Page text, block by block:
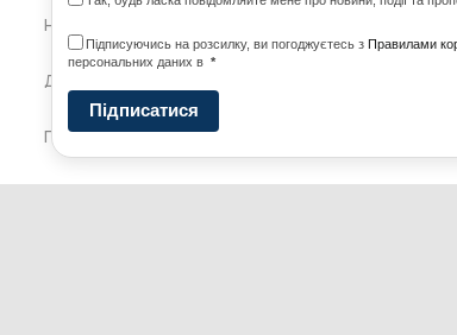
НАШІ СПІЛЬНОТИ ПО СВІТУ
ДОРАДЧА РАДА
ПРОВІД СКУ
Підписуючись на розсилку, ви погоджуєтесь з Правилами
персональних даних в *
Підписатися